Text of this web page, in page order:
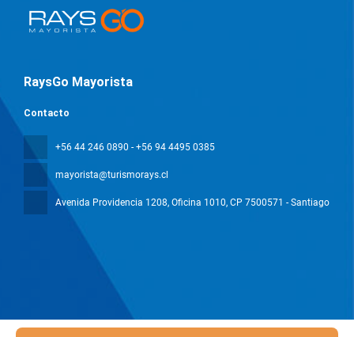
RaysGo Mayorista
Contacto
+56 44 246 0890 - +56 94 4495 0385
mayorista@turismorays.cl
Avenida Providencia 1208, Oficina 1010, CP 7500571 - Santiago